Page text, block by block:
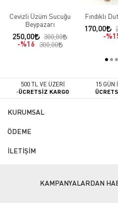
Cevizli Üzüm Sucuğu
Beypazarı
250,00
300,00
%16 300,00
Fındıklı
170,00
500 TL VE ÜZERİ
-ÜCRETSİZ KARGO
15 GÜN
KURUMSAL
ÖDEME
İLETİŞİM
KAMPANYALARDAN